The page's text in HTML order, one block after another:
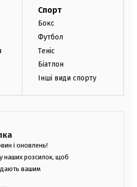
Спорт
Бокс
Футбол
Теніс
Біатлон
Інші види спорту
і оновлень!
наших розсилок, щоб
вашим